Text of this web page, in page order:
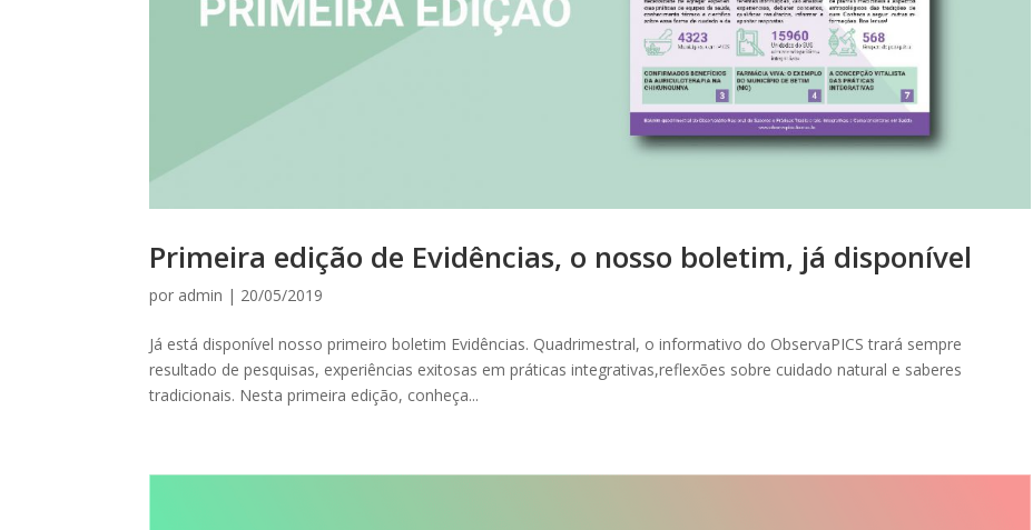
Primeira edição de Evidências, o nosso boletim, já disponível
por admin | 20/05/2019
Já está disponível nosso primeiro boletim Evidências. Quadrimestral, o informativo do ObservaPICS trará sempre
resultado de pesquisas, experiências exitosas em práticas integrativas,reflexões sobre cuidado natural e saberes
tradicionais. Nesta primeira edição, conheça...